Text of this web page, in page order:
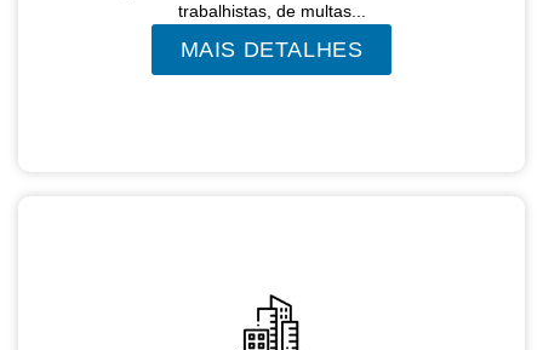
trabalhistas, de multas...
MAIS DETALHES